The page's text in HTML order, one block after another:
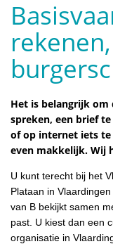
Het is belangrijk om
spreken, een brief
of op internet iets
even makkelijk. Wij
U kunt terecht bij het
Plataan in
van B bekijkt samen
past. U kiest dan een
organisatie in